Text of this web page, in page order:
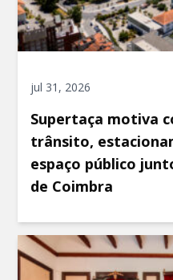
jul 31, 2026
Supertaça motiva
trânsito,
espaço público
de Coimbra